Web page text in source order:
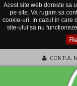
Acest site web doreste sa
pe site. Va rugam sa
cookie-uri. In cazul in care
site-ului sa nu
CONTUL